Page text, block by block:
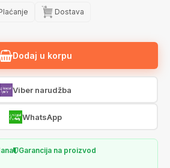
Dostava
Dodaj u korpu
Viber narudžba
WhatsApp
Garancija na proizvod